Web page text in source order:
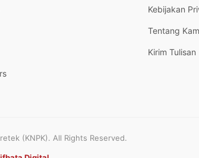
Kebijakan
Tentang
Kirim Tulisan
(KNPK). All Rights Reserved.